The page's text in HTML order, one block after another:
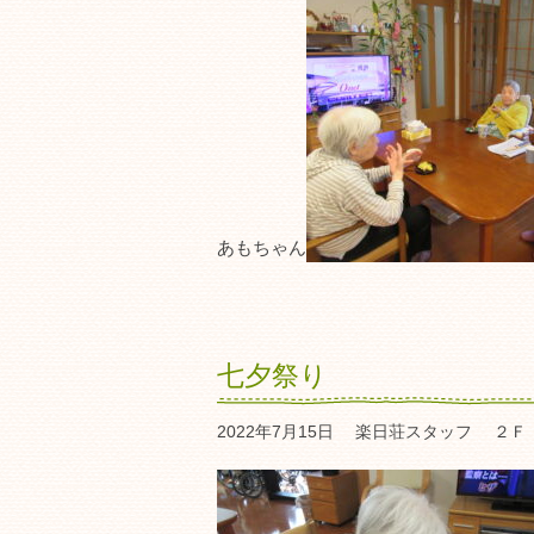
あもちゃん
七夕祭り
2022年7月15日 楽日荘スタッフ ２